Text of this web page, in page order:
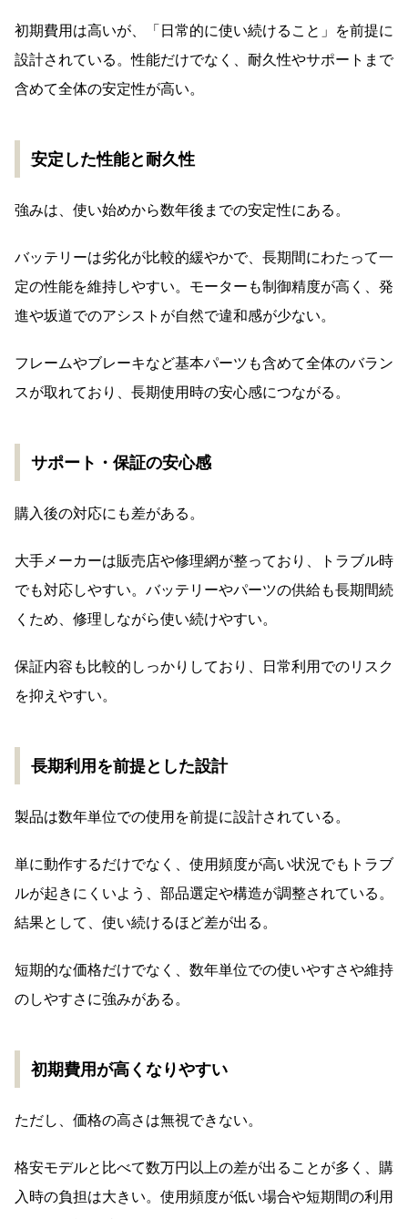
初期費用は高いが、「日常的に使い続けること」を前提に
設計されている。性能だけでなく、耐久性やサポートまで
含めて全体の安定性が高い。
安定した性能と耐久性
強みは、使い始めから数年後までの安定性にある。
バッテリーは劣化が比較的緩やかで、長期間にわたって一
定の性能を維持しやすい。モーターも制御精度が高く、発
進や坂道でのアシストが自然で違和感が少ない。
フレームやブレーキなど基本パーツも含めて全体のバラン
スが取れており、長期使用時の安心感につながる。
サポート・保証の安心感
購入後の対応にも差がある。
大手メーカーは販売店や修理網が整っており、トラブル時
でも対応しやすい。バッテリーやパーツの供給も長期間続
くため、修理しながら使い続けやすい。
保証内容も比較的しっかりしており、日常利用でのリスク
を抑えやすい。
長期利用を前提とした設計
製品は数年単位での使用を前提に設計されている。
単に動作するだけでなく、使用頻度が高い状況でもトラブ
ルが起きにくいよう、部品選定や構造が調整されている。
結果として、使い続けるほど差が出る。
短期的な価格だけでなく、数年単位での使いやすさや維持
のしやすさに強みがある。
初期費用が高くなりやすい
ただし、価格の高さは無視できない。
格安モデルと比べて数万円以上の差が出ることが多く、購
入時の負担は大きい。使用頻度が低い場合や短期間の利用